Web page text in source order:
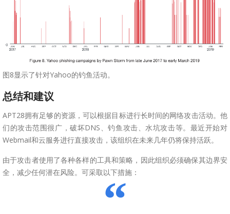
图8显示了针对Yahoo的钓鱼活动。
总结和建议
APT28拥有足够的资源，可以根据目标进行长时间的网络攻击活动。他
们的攻击范围很广，破坏DNS、钓鱼攻击、水坑攻击等。最近开始对
Webmail和云服务进行直接攻击，该组织在未来几年仍将保持活跃。
由于攻击者使用了各种各样的工具和策略，因此组织必须确保其边界安
全，减少任何潜在风险。可采取以下措施：